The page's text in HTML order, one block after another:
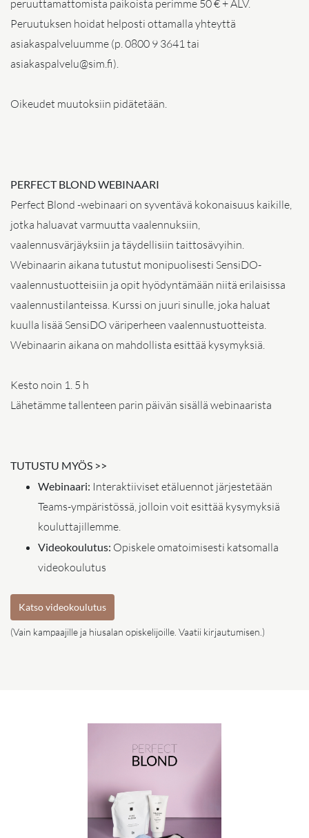
peruuttamattomista paikoista perimme 50 € + ALV.
Peruutuksen hoidat helposti ottamalla yhteyttä
asiakaspalveluumme (p. 0800 9 3641 tai
asiakaspalvelu@sim.fi).
Oikeudet muutoksiin pidätetään.
PERFECT BLONDWEBINAARI
Perfect Blond -webinaari on syventävä kokonaisuus kaikille,
jotka haluavat varmuutta vaalennuksiin,
vaalennusvärjäyksiin ja täydellisiin taittosävyihin.
Webinaarin aikana tutustut monipuolisesti SensiDO-
vaalennustuotteisiin ja opit hyödyntämään niitä erilaisissa
vaalennustilanteissa. Kurssi on juuri sinulle, joka haluat
kuulla lisää SensiDO väriperheen vaalennustuotteista.
Webinaarin aikana on mahdollista esittää kysymyksiä.
Kesto noin 1. 5 h
Lähetämme tallenteen parin päivän sisällä webinaarista
TUTUSTU MYÖS >>
Webinaari: Interaktiiviset etäluennot järjestetään
Teams-ympäristössä, jolloin voit esittää kysymyksiä
kouluttajillemme.
Videokoulutus: Opiskele omatoimisesti katsomalla
videokoulutus
Katso videokoulutus
(Vain kampaajille ja hiusalan opiskelijoille. Vaatii kirjautumisen.)